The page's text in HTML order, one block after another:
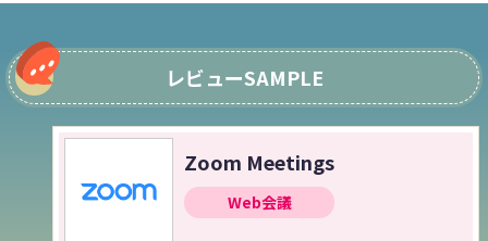
レビューSAMPLE
Zoom Meetings
Web会議